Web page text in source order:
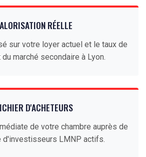
RÉELLE
sur votre loyer actuel et le taux de
marché secondaire à Lyon.
D'ACHETEURS
de votre chambre auprès de
d'investisseurs LMNP actifs.